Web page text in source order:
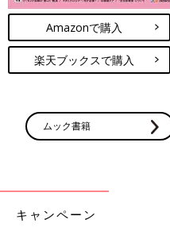
Amazonで購入
楽天ブックスで購入
ムック書籍
キャンペーン